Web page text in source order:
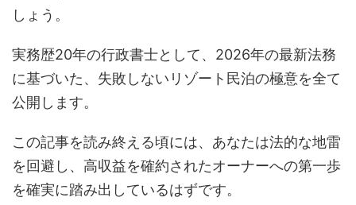
しょう。
実務歴20年の行政書士として、2026年の最新法務
に基づいた、失敗しないリゾート民泊の極意を全て
公開します。
この記事を読み終える頃には、あなたは法的な地雷
を回避し、高収益を確約されたオーナーへの第一歩
を確実に踏み出しているはずです。